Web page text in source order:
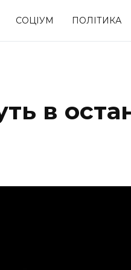
СОЦІУМ ПОЛІТИКА
Спорт
в